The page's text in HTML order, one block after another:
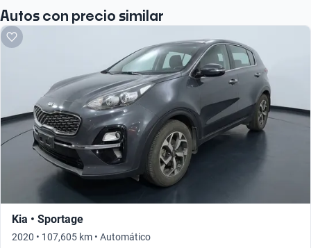
Autos con precio similar
Kia • Sportage
2020 • 107,605 km • Automático